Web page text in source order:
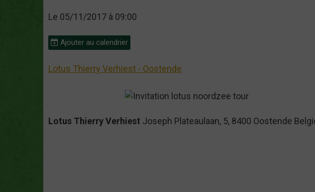
Le 05/11/2017 à 09:00
Ajouter au calendrier
Lotus Thierry Verhiest - Oostende
Lotus Thierry Verhiest Joseph Plateaulaan, 5, 8400 Oostende